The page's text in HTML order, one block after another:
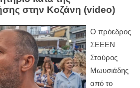
στην Κοζάνη (video)
Ο πρόεδρος
ΣΕΕΕΝ
Σταύρος
Μωυσιάδης
από το